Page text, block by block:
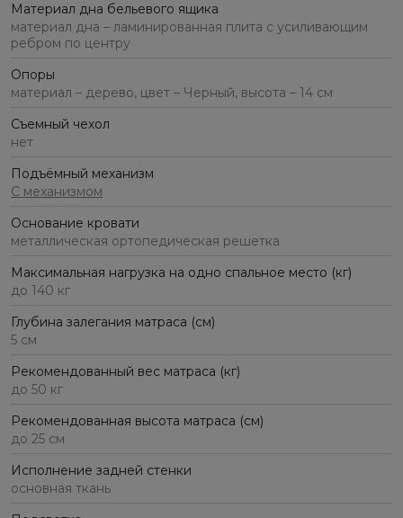
Материал дна бельевого ящика
материал дна – ламинированная плита с усиливающим
ребром по центру
Опоры
материал – дерево, цвет – Черный, высота – 14 см
Съемный чехол
нет
Подъёмный механизм
С механизмом
Основание кровати
металлическая ортопедическая решетка
Максимальная нагрузка на одно спальное место (кг)
до 140 кг
Глубина залегания матраса (см)
5 см
Рекомендованный вес матраса (кг)
до 50 кг
Рекомендованная высота матраса (см)
до 25 см
Исполнение задней стенки
основная ткань